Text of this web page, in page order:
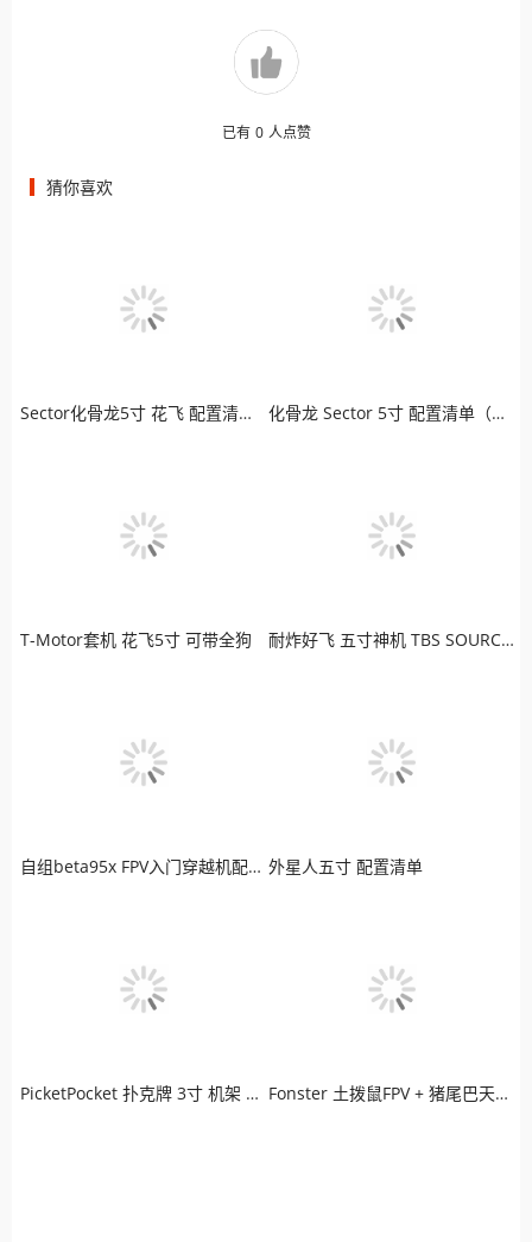
已有 0 人点赞
猜你喜欢
Sector化骨龙5寸 花飞 配置清单（模拟版） 化骨龙 Sector 5寸 配置清单（高清版）
T-Motor套机 花飞5寸 可带全狗 耐炸好飞 五寸神机 TBS SOURCE ONE 老司机最爱
自组beta95x FPV入门穿越机配置清单 外星人五寸 配置清单
PicketPocket 扑克牌 3寸 机架 LED炫彩版穿越机 Fonster 土拨鼠FPV + 猪尾巴天线 + 极光高清图传